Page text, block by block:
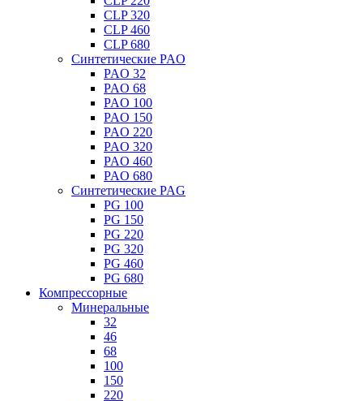
CLP 320
CLP 460
CLP 680
Синтетические PAO
PAO 32
PAO 68
PAO 100
PAO 150
PAO 220
PAO 320
PAO 460
PAO 680
Синтетические PAG
PG 100
PG 150
PG 220
PG 320
PG 460
PG 680
Компрессорные
Минеральные
32
46
68
100
150
220